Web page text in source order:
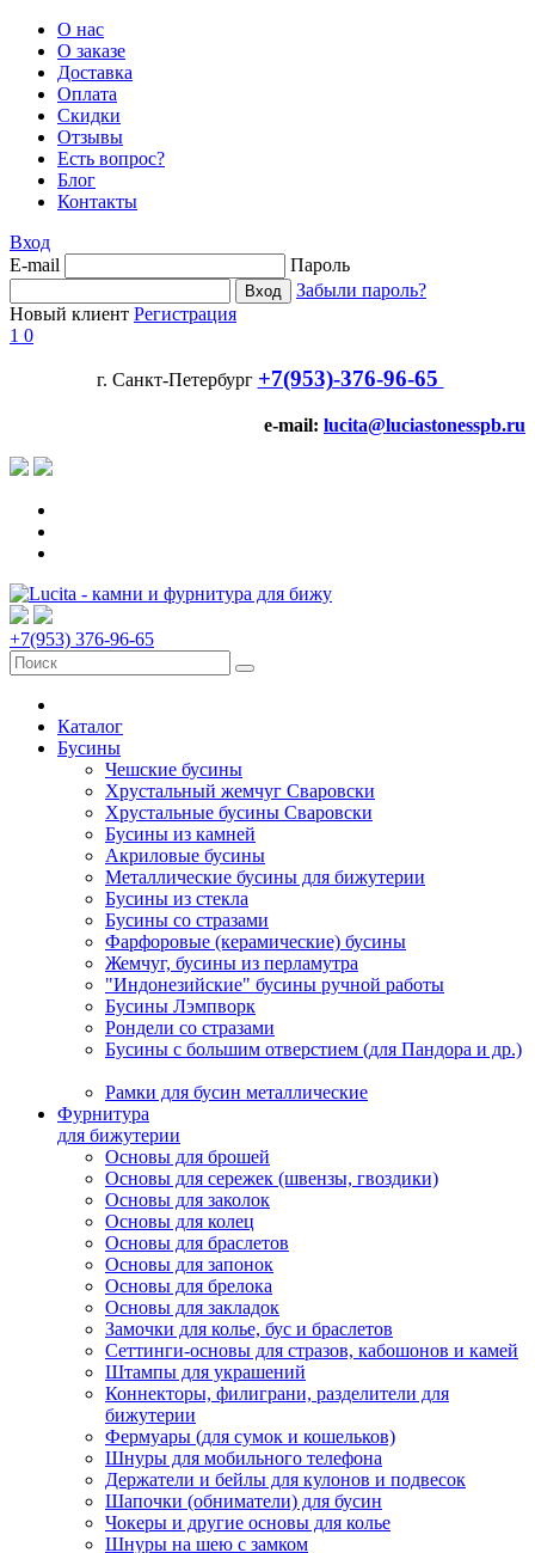
О нас
О заказе
Доставка
Оплата
Скидки
Отзывы
Есть вопрос?
Блог
Контакты
Вход
E-mail
Пароль
Забыли пароль?
Новый клиент Регистрация
1 0
г. Санкт-Петербург +7(953)-376-96-65
e-mail: lucita@luciastonesspb.ru
+7(953) 376-96-65
Каталог
Бусины
Чешские бусины
Хрустальный жемчуг Сваровски
Хрустальные бусины Сваровски
Бусины из камней
Акриловые бусины
Металлические бусины для бижутерии
Бусины из стекла
Бусины со стразами
Фарфоровые (керамические) бусины
Жемчуг, бусины из перламутра
"Индонезийские" бусины ручной работы
Бусины Лэмпворк
Рондели со стразами
Бусины с большим отверстием (для Пандора и др.)
Рамки для бусин металлические
Фурнитура
для бижутерии
Основы для брошей
Основы для сережек (швензы, гвоздики)
Основы для заколок
Основы для колец
Основы для браслетов
Основы для запонок
Основы для брелока
Основы для закладок
Замочки для колье, бус и браслетов
Сеттинги-основы для стразов, кабошонов и камей
Штампы для украшений
Коннекторы, филиграни, разделители для
бижутерии
Фермуары (для сумок и кошельков)
Шнуры для мобильного телефона
Держатели и бейлы для кулонов и подвесок
Шапочки (обниматели) для бусин
Чокеры и другие основы для колье
Шнуры на шею с замком